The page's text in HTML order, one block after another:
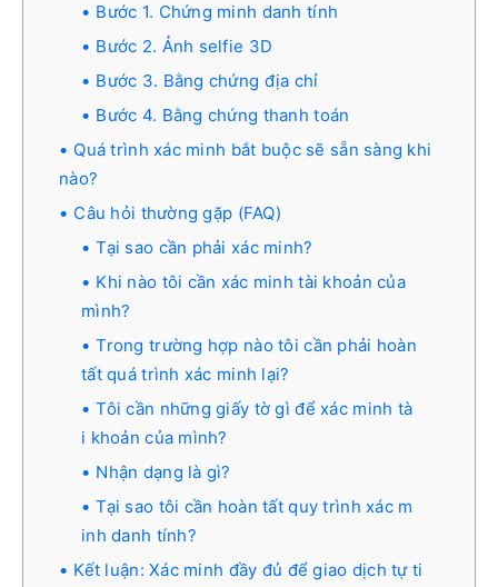
Bước 1. Chứng minh danh tính
Bước 2. Ảnh selfie 3D
Bước 3. Bằng chứng địa chỉ
Bước 4. Bằng chứng thanh toán
Quá trình xác minh bắt buộc sẽ sẵn sàng khi
nào?
Câu hỏi thường gặp (FAQ)
Tại sao cần phải xác minh?
Khi nào tôi cần xác minh tài khoản của
mình?
Trong trường hợp nào tôi cần phải hoàn
tất quá trình xác minh lại?
Tôi cần những giấy tờ gì để xác minh tà
i khoản của mình?
Nhận dạng là gì?
Tại sao tôi cần hoàn tất quy trình xác m
inh danh tính?
Kết luận: Xác minh đầy đủ để giao dịch tự ti